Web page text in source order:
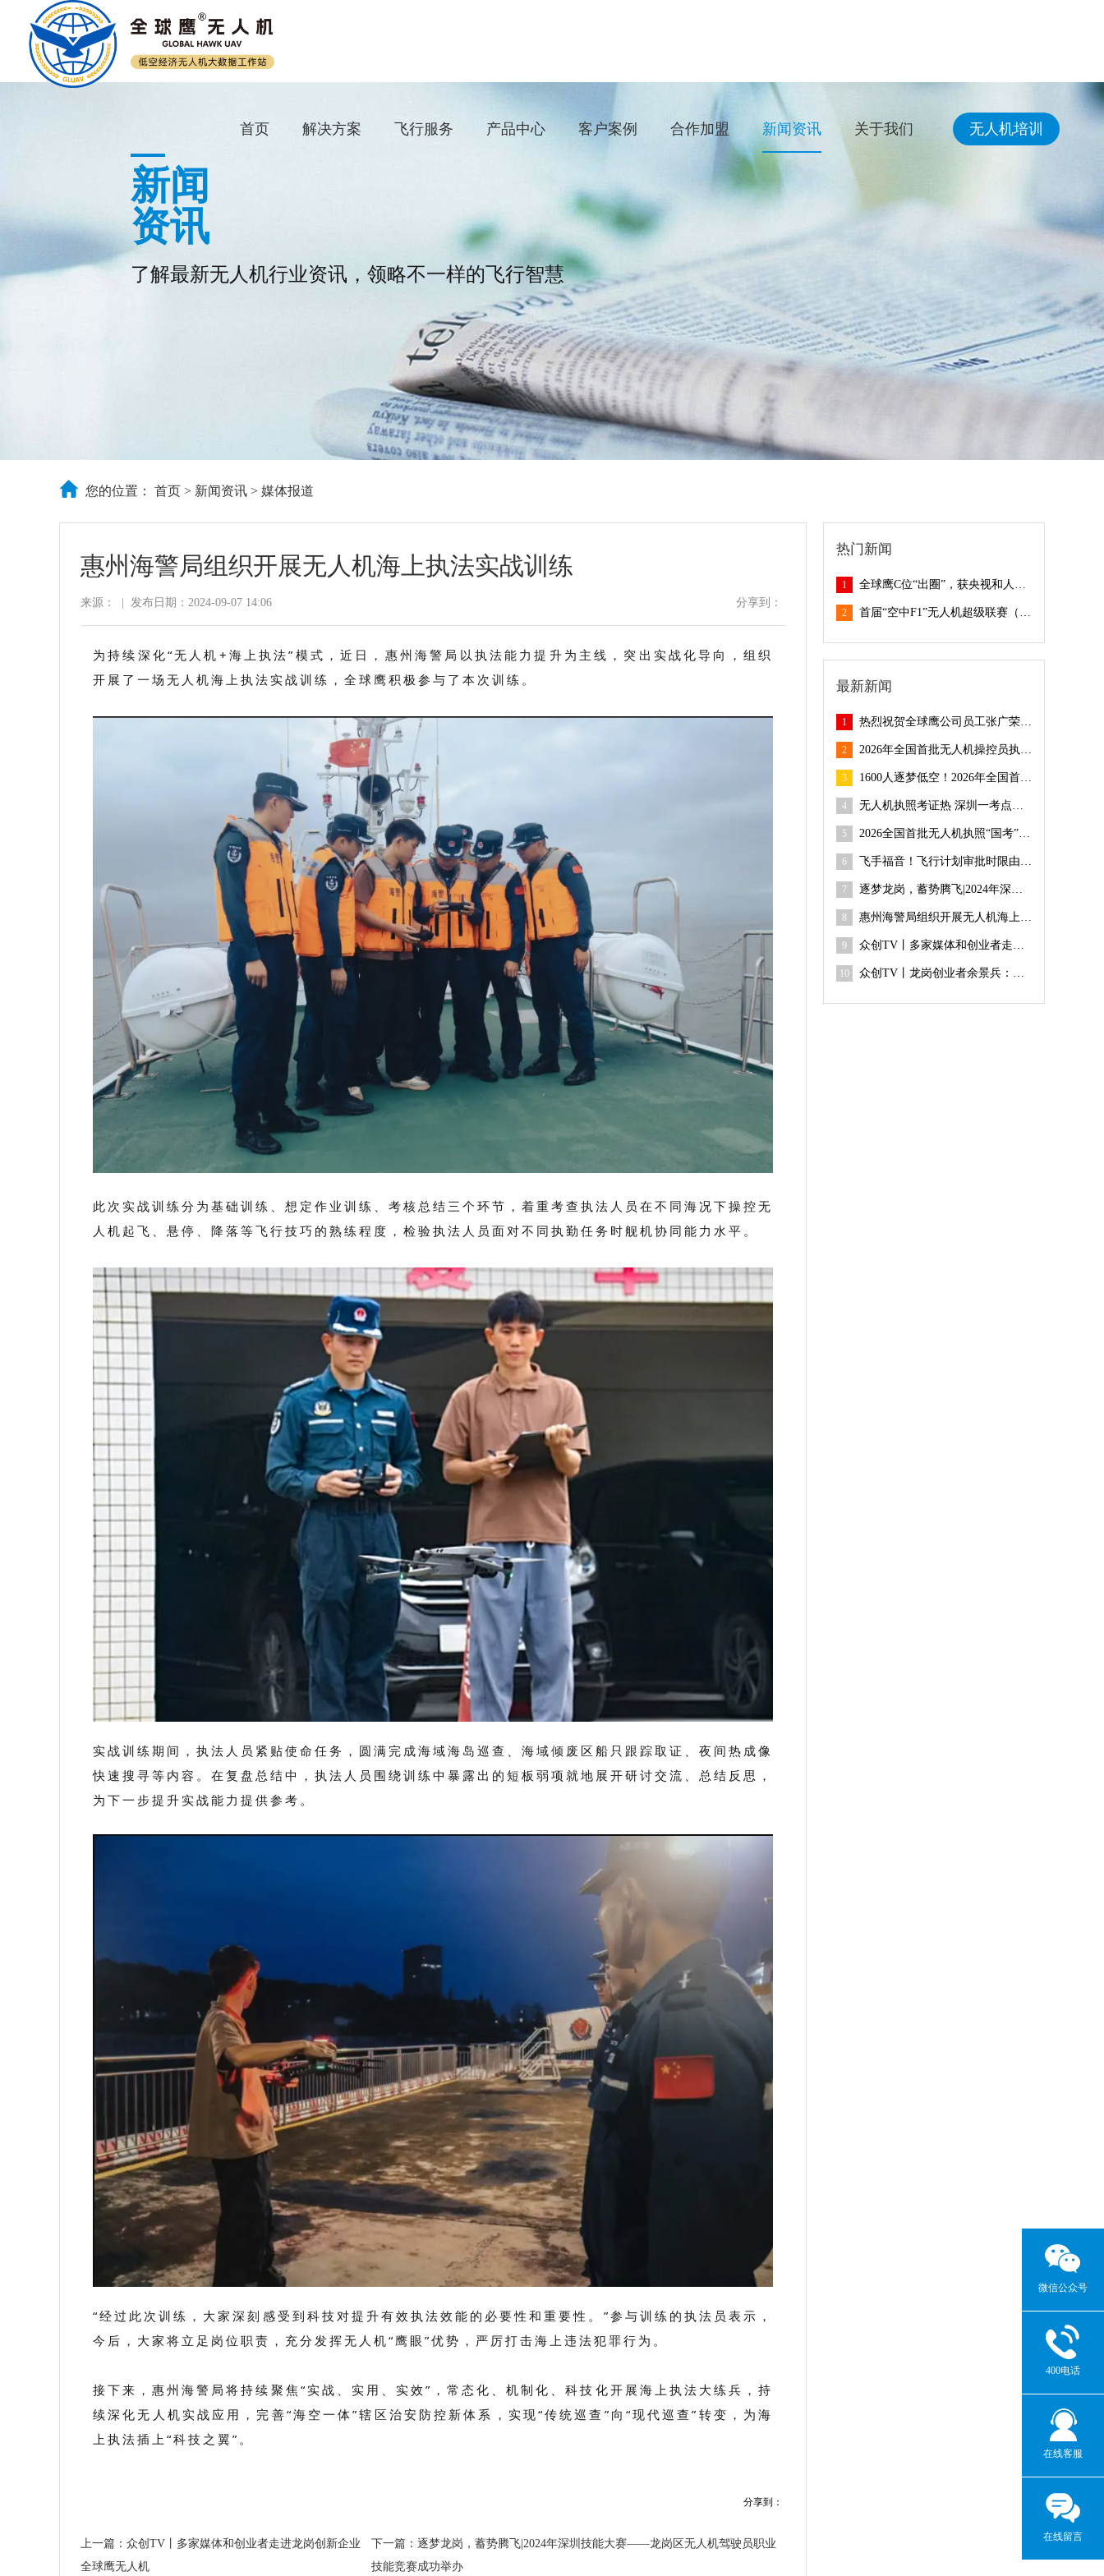
首页 解决方案 飞行服务 产品中心 客户案例 合作加盟 新闻资讯 关于我们 无人机培训
新闻
资讯
了解最新无人机行业资讯，领略不一样的飞行智慧
您的位置： 首页 > 新闻资讯 > 媒体报道
惠州海警局组织开展无人机海上执法实战训练
来源： 发布日期：2024-09-07 14:06 分享到：
为持续深化“无人机+海上执法”模式，近日，惠州海警局以执法能力提升为主线，突出实战化导向，组织
开展了一场无人机海上执法实战训练，全球鹰积极参与了本次训练。
此次实战训练分为基础训练、想定作业训练、考核总结三个环节，着重考查执法人员在不同海况下操控无
人机起飞、悬停、降落等飞行技巧的熟练程度，检验执法人员面对不同执勤任务时舰机协同能力水平。
实战训练期间，执法人员紧贴使命任务，圆满完成海域海岛巡查、海域倾废区船只跟踪取证、夜间热成像
快速搜寻等内容。在复盘总结中，执法人员围绕训练中暴露出的短板弱项就地展开研讨交流、总结反思，
为下一步提升实战能力提供参考。
“经过此次训练，大家深刻感受到科技对提升有效执法效能的必要性和重要性。”参与训练的执法员表示，
今后，大家将立足岗位职责，充分发挥无人机“鹰眼”优势，严厉打击海上违法犯罪行为。
接下来，惠州海警局将持续聚焦“实战、实用、实效”，常态化、机制化、科技化开展海上执法大练兵，持
续深化无人机实战应用，完善“海空一体”辖区治安防控新体系，实现“传统巡查”向“现代巡查”转变，为海
上执法插上“科技之翼”。
分享到：
上一篇：众创TV丨多家媒体和创业者走进龙岗创新企业
全球鹰无人机
下一篇：逐梦龙岗，蓄势腾飞|2024年深圳技能大赛——龙岗区无人机驾驶员职业
技能竞赛成功举办
热门新闻
1 全球鹰C位“出圈”，获央视和人民日报媒体接连报道！
2 首届“空中F1”无人机超级联赛（龙岗）圆满落幕！全球鹰引领无人机赛事新未来！
最新新闻
1 热烈祝贺全球鹰公司员工张广荣获深圳民兵无人机大比武第一名！
2 2026年全国首批无人机操控员执照“国考”在吉华街道开考
3 1600人逐梦低空！2026年全国首批无人机执照吉华开考
4 无人机执照考证热 深圳一考点开年首场考试超1600人参与
5 2026全国首批无人机执照“国考”深圳开考 吉华街道筑牢低空经济人才底座
6 飞手福音！飞行计划审批时限由5天压减至3天！
7 逐梦龙岗，蓄势腾飞|2024年深圳技能大赛——龙岗区无人机驾驶员职业技能竞赛成功举办
8 惠州海警局组织开展无人机海上执法实战训练
9 众创TV丨多家媒体和创业者走进龙岗创新企业全球鹰无人机
10 众创TV丨龙岗创业者余景兵：我与深圳的故事
微信公众号
400电话
在线客服
在线留言